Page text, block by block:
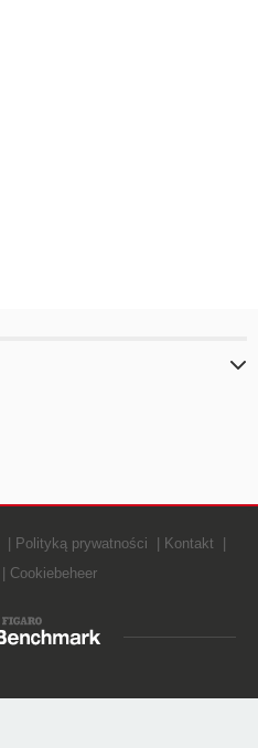
Polityką prywatności
Kontakt
Cookiebeheer